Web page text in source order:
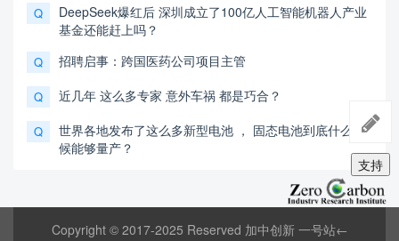
支持
Q
DeepSeek爆红后 深圳成立了100亿人工智能机器人产业
基金还能赶上吗？
Q 招聘启事：跨国医药公司项目主管
Q 近几年 这么多专家 意外车祸 都是巧合？
Q
世界各地发布了这么多新型电池 ， 固态电池到底什么时
候能够量产？
Copyright © 2017-2025 Reserved 加中创新 一号站←